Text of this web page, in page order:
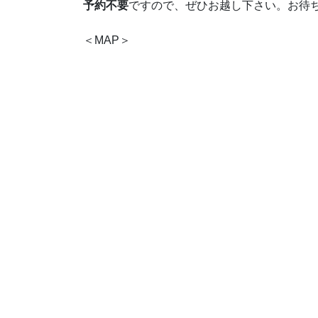
予約不要ですので、ぜひお越し下さい。お待
＜MAP＞